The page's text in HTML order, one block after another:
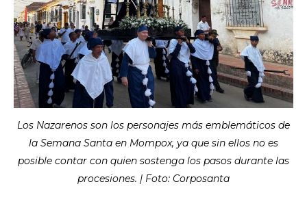
Los Nazarenos son los personajes más emblemáticos de
la Semana Santa en Mompox, ya que sin ellos no es
posible contar con quien sostenga los pasos durante las
procesiones. | Foto: Corposanta